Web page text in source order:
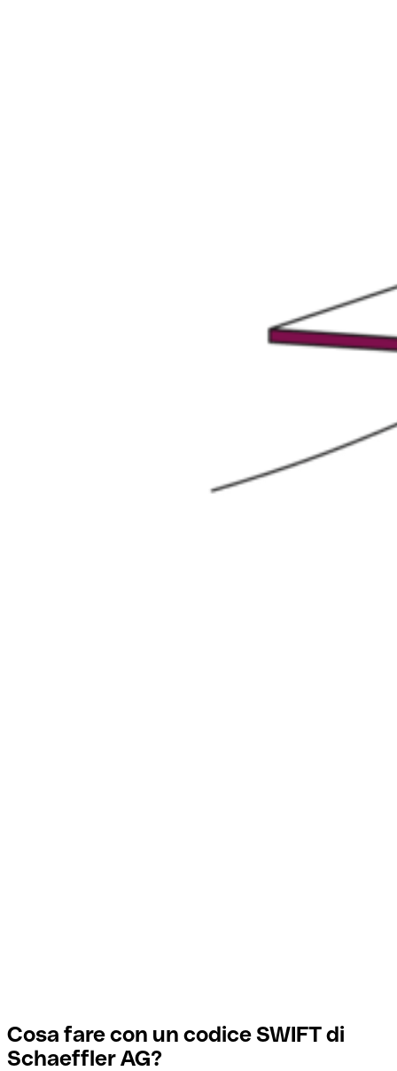
Cosa fare con un codice SWIFT di
Schaeffler AG?